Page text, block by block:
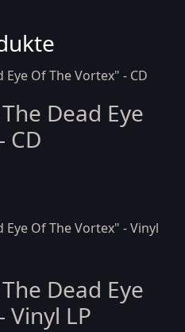
Dead Eye
CD
Dead Eye
Vinyl LP